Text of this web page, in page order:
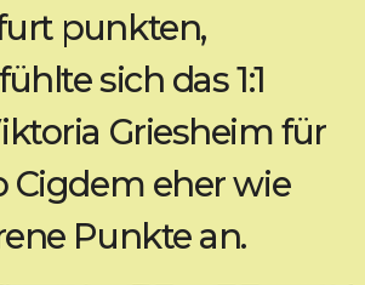
punkten,
sich das 1:1
Griesheim für
Cigdem eher wie
Punkte an.